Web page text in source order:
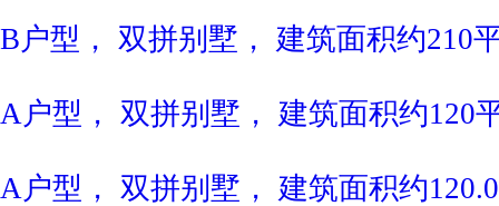
B户型， 双拼别墅， 建筑面积约210
A户型， 双拼别墅， 建筑面积约120
A户型， 双拼别墅， 建筑面积约